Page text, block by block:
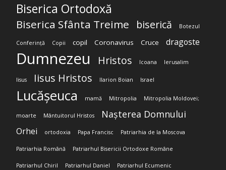
Biserica Ortodoxă
Biserica Sfânta Treime biserică Botezul
Conferință Copii copil Coronavirus Cruce dragoste
Dumnezeu Hristos Icoana Ierusalim
Iisus Iisus Hristos Ilarion Boian Israel
Lucășeuca mamă Mitropolia Mitropolia Moldovei;
moarte Mântuitorul Hristos Nașterea Domnului
Orhei ortodoxia Papa Francisc Patriarhia de la Moscova
Patriarhia Română Patriarhul Bisericii Ortodoxe Române
Patriarhul Chiril Patriarhul Daniel Patriarhul Ecumenic